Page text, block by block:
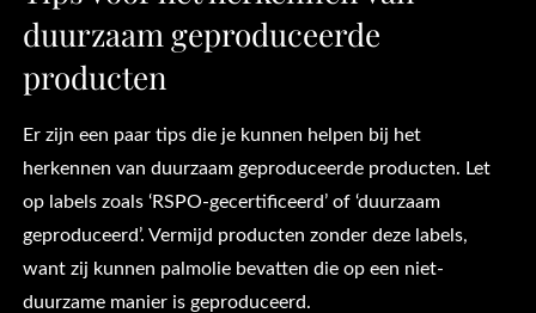
duurzaam geproduceerde
producten
Er zijn een paar tips die je kunnen helpen bij het
herkennen van duurzaam geproduceerde producten. Let
op labels zoals ‘RSPO-gecertificeerd’ of ‘duurzaam
geproduceerd’. Vermijd producten zonder deze labels,
want zij kunnen palmolie bevatten die op een niet-
duurzame manier is geproduceerd.